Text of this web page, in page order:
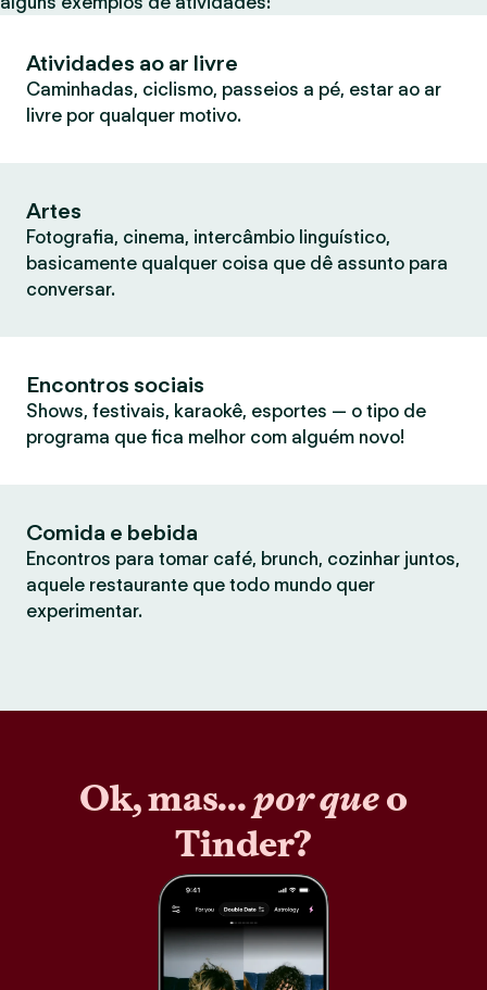
Atividades ao ar livre
Caminhadas, ciclismo, passeios a pé, estar ao ar
livre por qualquer motivo.
Artes
Fotografia, cinema, intercâmbio linguístico,
basicamente qualquer coisa que dê assunto para
conversar.
Encontros sociais
Shows, festivais, karaokê, esportes — o tipo de
programa que fica melhor com alguém novo!
Comida e bebida
Encontros para tomar café, brunch, cozinhar juntos,
aquele restaurante que todo mundo quer
experimentar.
Ok, mas...por queo
Tinder?